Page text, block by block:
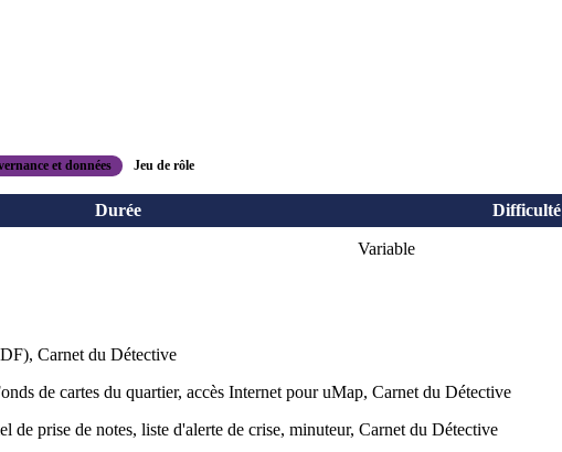
et données Jeu de rôle
Durée Difficulté
Variable
Carnet du Détective
de cartes du quartier, accès Internet pour uMap, Carnet du Détective
de prise de notes, liste d'alerte de crise, minuteur, Carnet du Détective